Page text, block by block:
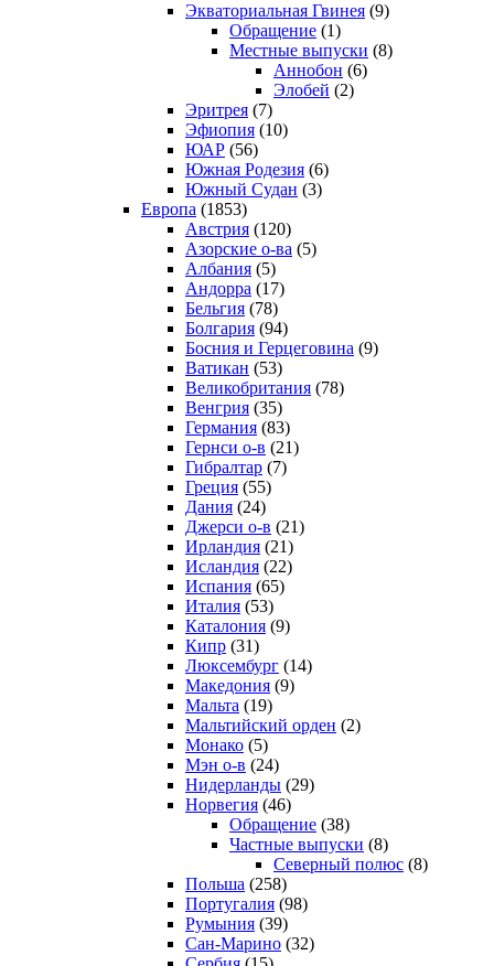
Экваториальная Гвинея (9)
Обращение (1)
Местные выпуски (8)
Аннобон (6)
Элобей (2)
Эритрея (7)
Эфиопия (10)
ЮАР (56)
Южная Родезия (6)
Южный Судан (3)
Европа (1853)
Австрия (120)
Азорские о-ва (5)
Албания (5)
Андорра (17)
Бельгия (78)
Болгария (94)
Босния и Герцеговина (9)
Ватикан (53)
Великобритания (78)
Венгрия (35)
Германия (83)
Гернси о-в (21)
Гибралтар (7)
Греция (55)
Дания (24)
Джерси о-в (21)
Ирландия (21)
Исландия (22)
Испания (65)
Италия (53)
Каталония (9)
Кипр (31)
Люксембург (14)
Македония (9)
Мальта (19)
Мальтийский орден (2)
Монако (5)
Мэн о-в (24)
Нидерланды (29)
Норвегия (46)
Обращение (38)
Частные выпуски (8)
Северный полюс (8)
Польша (258)
Португалия (98)
Румыния (39)
Сан-Марино (32)